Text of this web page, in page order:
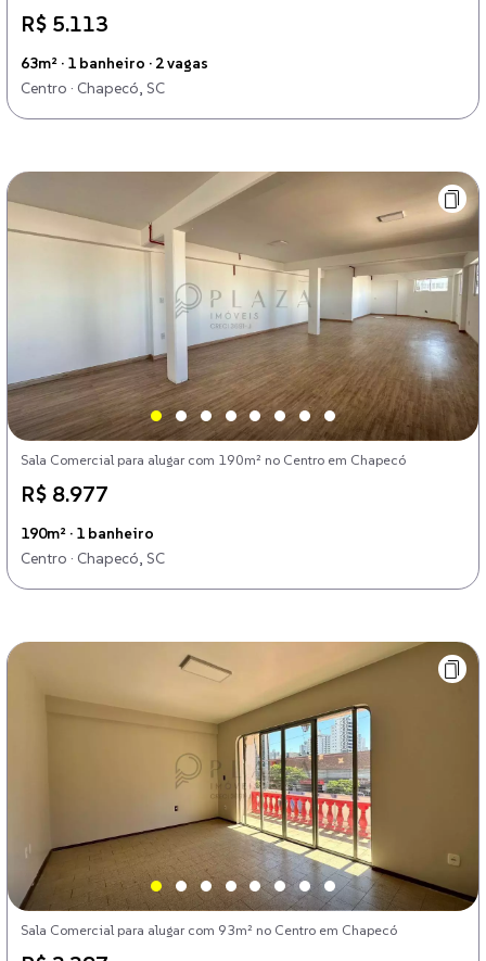
R$ 5.113
63m² · 1 banheiro · 2 vagas
Centro · Chapecó, SC
Sala Comercial para alugar com 190m² no Centro em Chapecó
R$ 8.977
190m² · 1 banheiro
Centro · Chapecó, SC
Sala Comercial para alugar com 93m² no Centro em Chapecó